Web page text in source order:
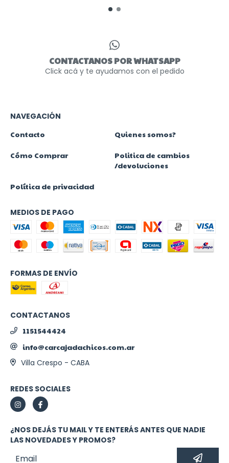
CONTACTANOS POR WHATSAPP
Click acá y te ayudamos con el pedido
NAVEGACIÓN
Contacto
Quienes somos?
Cómo Comprar
Politica de cambios
/devoluciones
Política de privacidad
MEDIOS DE PAGO
FORMAS DE ENVÍO
CONTACTANOS
1151544424
info@carcajadachicos.com.ar
Villa Crespo - CABA
REDES SOCIALES
¿NOS DEJÁS TU MAIL Y TE ENTERÁS ANTES QUE NADIE
LAS NOVEDADES Y PROMOS?